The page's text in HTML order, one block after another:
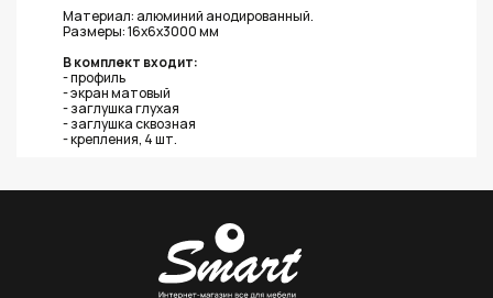
Материал: алюминий анодированный.
Размеры: 16х6х3000 мм
В комплект входит:
- профиль
- экран матовый
- заглушка глухая
- заглушка сквозная
- крепления, 4 шт.